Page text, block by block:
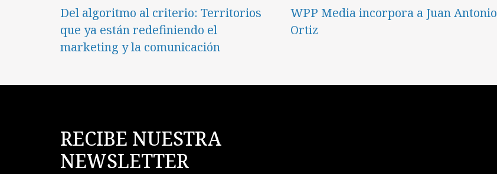
Del algoritmo al criterio: Territorios
que ya están redefiniendo el
marketing y la comunicación
WPP Media incorpora a Juan Antonio
Ortiz
RECIBE NUESTRA
NEWSLETTER